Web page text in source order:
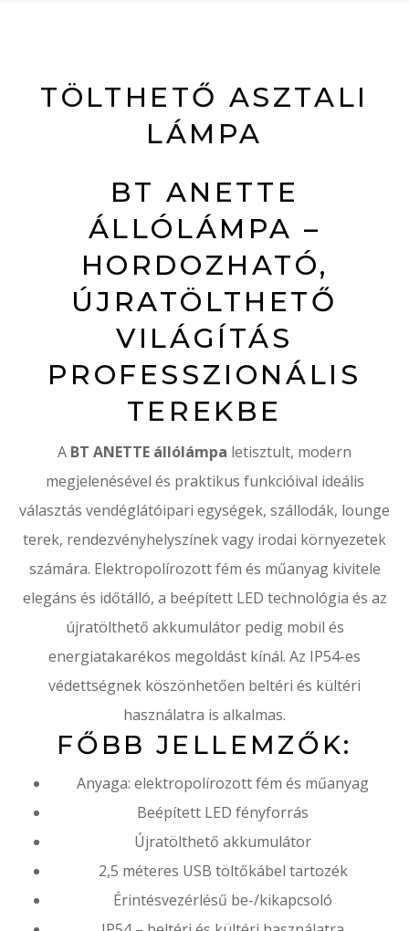
TÖLTHETŐ ASZTALI
LÁMPA
BT ANETTE
ÁLLÓLÁMPA –
HORDOZHATÓ,
ÚJRATÖLTHETŐ
VILÁGÍTÁS
PROFESSZIONÁLIS
TEREKBE
A BT ANETTE állólámpa letisztult, modern
megjelenésével és praktikus funkcióival ideális
választás vendéglátóipari egységek, szállodák, lounge
terek, rendezvényhelyszínek vagy irodai környezetek
számára. Elektropolírozott fém és műanyag kivitele
elegáns és időtálló, a beépített LED technológia és az
újratölthető akkumulátor pedig mobil és
energiatakarékos megoldást kínál. Az IP54-es
védettségnek köszönhetően beltéri és kültéri
használatra is alkalmas.
FŐBB JELLEMZŐK:
Anyaga: elektropolírozott fém és műanyag
Beépített LED fényforrás
Újratölthető akkumulátor
2,5 méteres USB töltőkábel tartozék
Érintésvezérlésű be-/kikapcsoló